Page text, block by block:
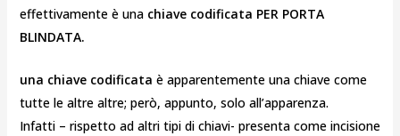
effettivamente è una chiave codificata PER PORTA
BLINDATA.
una chiave codificata è apparentemente una chiave come
tutte le altre altre; però, appunto, solo all’apparenza.
Infatti – rispetto ad altri tipi di chiavi- presenta come incisione